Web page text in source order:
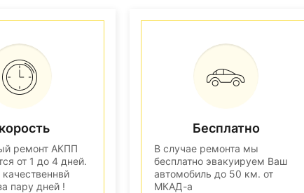
ремонт АКПП
от 1 до 4 дней.
пару дней !
Бесплатно
В случае ремонта мы
бесплатно эвакуируем Ваш
автомобиль до 50 км. от
МКАД-а